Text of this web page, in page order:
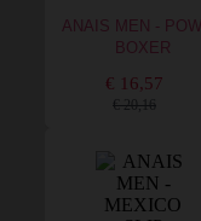
ANAIS MEN -
BOXER
€ 16,57
€ 20,16